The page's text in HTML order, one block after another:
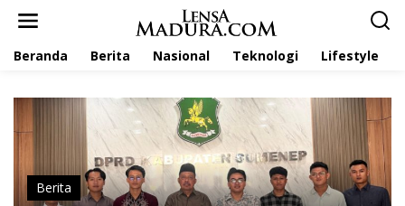
Beranda Berita Nasional Teknologi Lifestyle
Berita